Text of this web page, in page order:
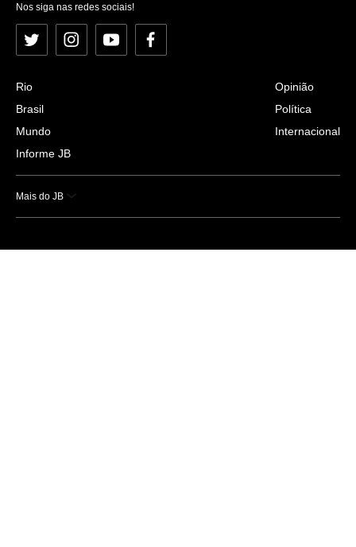
Nos siga nas redes sociais!
Twitter InstagramYouTubeFacebook
Rio
Brasil
Mundo
Informe JB
Opinião
Política
Internacional
Mais do JB
Esportes